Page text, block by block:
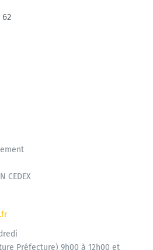
62
CEDEX
Préfecture) 9h00 à 12h00 et